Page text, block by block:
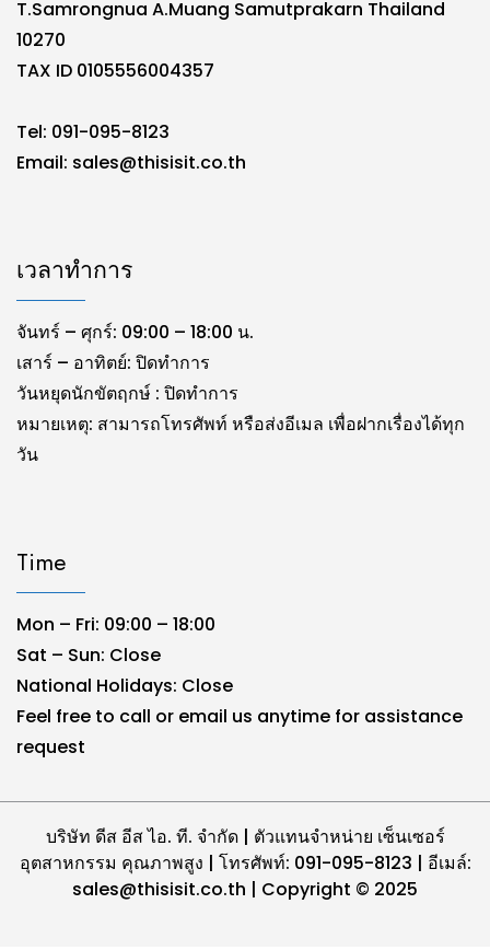
T.Samrongnua A.Muang Samutprakarn Thailand
10270
TAX ID 0105556004357
Tel: 091-095-8123
Email: sales@thisisit.co.th
เวลาทำการ
จันทร์ – ศุกร์: 09:00 – 18:00 น.
เสาร์ – อาทิตย์: ปิดทำการ
วันหยุดนักขัตฤกษ์ : ปิดทำการ
หมายเหตุ: สามารถโทรศัพท์ หรือส่งอีเมล เพื่อฝากเรื่องได้ทุก
วัน
Time
Mon – Fri: 09:00 – 18:00
Sat – Sun: Close
National Holidays: Close
Feel free to call or email us anytime for assistance
request
บริษัท ดีส อีส ไอ. ที. จำกัด | ตัวแทนจำหน่าย เซ็นเซอร์
อุตสาหกรรม คุณภาพสูง | โทรศัพท์: 091-095-8123 | อีเมล์:
sales@thisisit.co.th | Copyright © 2025